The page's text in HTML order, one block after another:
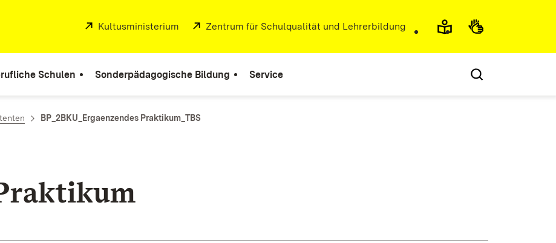
Extern:
Kultusministerium (Öffnet in neuem Fenster)
Extern:
Zentrum für Schulqualität und Lehrerbildung
Schulen Sonderpädagogische Bildung Service
BP_2BKU_Ergaenzendes Praktikum_TBS